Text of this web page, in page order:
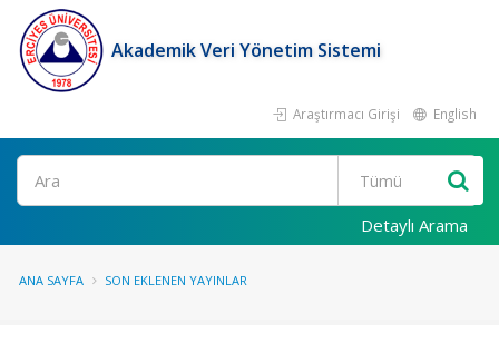
Akademik Veri Yönetim Sistemi
Araştırmacı Girişi English
Ara
Detaylı Arama
ANA SAYFA SON EKLENEN YAYINLAR